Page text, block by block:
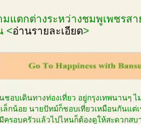
มแตกต่างระหว่างชมพูเพชรส
<อ่านรายละเอียด>
ชอบเดินทางท่องเที่ยว อยู่กรุงเทพนานๆ
ล็กน้อย นายปัทม์ก็ชอบเที่ยวเหมือนกันแต่
ครอบครัวแล้วไปไหนก็ต้องดูให้สะดวกส